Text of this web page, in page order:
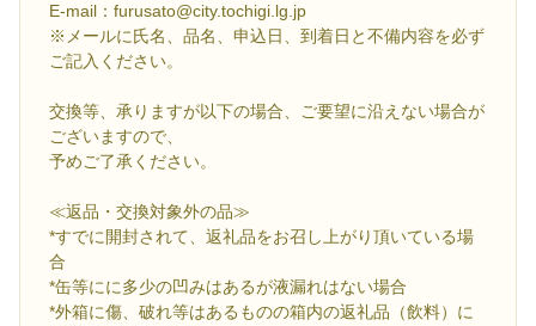
E-mail：furusato@city.tochigi.lg.jp
※メールに氏名、品名、申込日、到着日と不備内容を必ず
ご記入ください。
交換等、承りますが以下の場合、ご要望に沿えない場合が
ございますので、
予めご了承ください。
≪返品・交換対象外の品≫
*すでに開封されて、返礼品をお召し上がり頂いている場
合
*缶等にに多少の凹みはあるが液漏れはない場合
*外箱に傷、破れ等はあるものの箱内の返礼品（飲料）に